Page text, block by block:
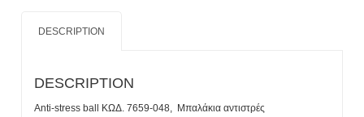
DESCRIPTION
DESCRIPTION
Anti-stress ball ΚΩΔ. 7659-048, Μπαλάκια αντιστρές